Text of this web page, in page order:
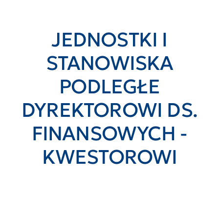
JEDNOSTKI I
STANOWISKA
PODLEGŁE
DYREKTOROWI DS.
FINANSOWYCH -
KWESTOROWI